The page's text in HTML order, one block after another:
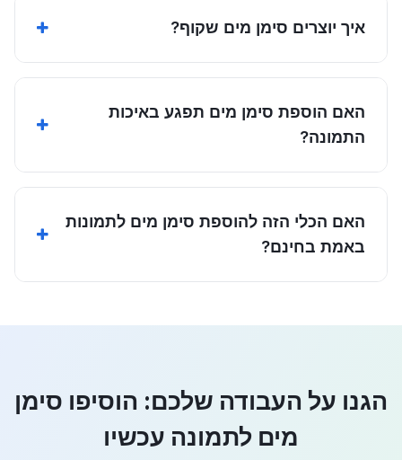
איך יוצרים סימן מים שקוף?
האם הוספת סימן מים תפגע באיכות
התמונה?
האם הכלי הזה להוספת סימן מים לתמונות
באמת בחינם?
הגנו על העבודה שלכם: הוסיפו סימן
מים לתמונה עכשיו